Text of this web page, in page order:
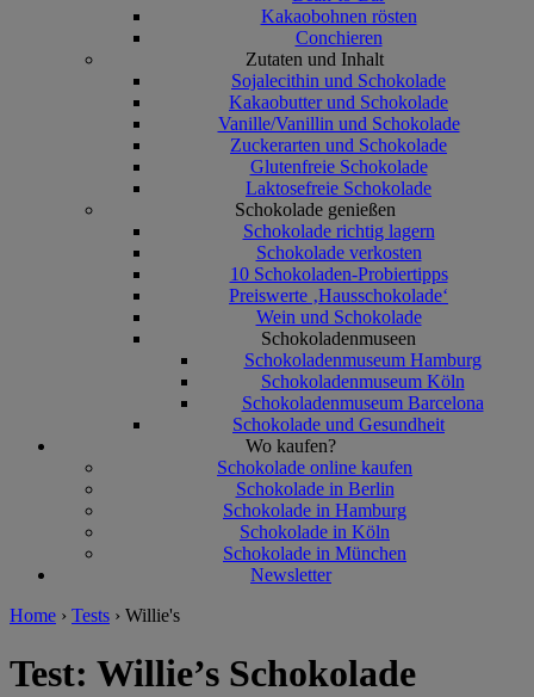
Kakaobohnen rösten
Conchieren
Zutaten und Inhalt
Sojalecithin und Schokolade
Kakaobutter und Schokolade
Vanille/Vanillin und Schokolade
Zuckerarten und Schokolade
Glutenfreie Schokolade
Laktosefreie Schokolade
Schokolade genießen
Schokolade richtig lagern
Schokolade verkosten
10 Schokoladen-Probiertipps
Preiswerte ‚Hausschokolade‘
Wein und Schokolade
Schokoladenmuseen
Schokoladenmuseum Hamburg
Schokoladenmuseum Köln
Schokoladenmuseum Barcelona
Schokolade und Gesundheit
Wo kaufen?
Schokolade online kaufen
Schokolade in Berlin
Schokolade in Hamburg
Schokolade in Köln
Schokolade in München
Newsletter
Home › Tests › Willie's
Test: Willie’s Schokolade